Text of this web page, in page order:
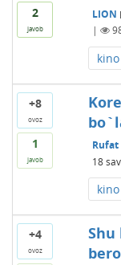
2
javob
LION
|
kino
+8
ovoz
1
javob
Rufat
18
kino
+4
ovoz